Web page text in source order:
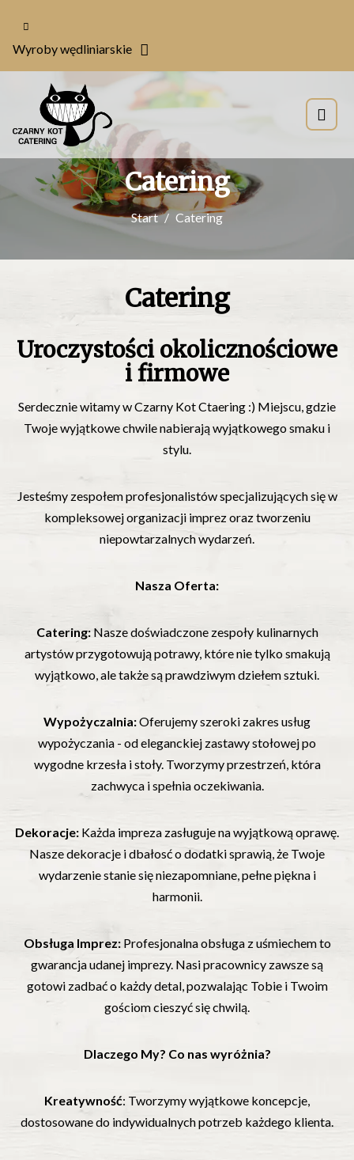
Wyroby wędliniarskie
Catering
Start Catering
Catering
Uroczystości okolicznościowe
i firmowe
Serdecznie witamy w Czarny Kot Ctaering :) Miejscu, gdzie
Twoje wyjątkowe chwile nabierają wyjątkowego smaku i
stylu.
Jesteśmy zespołem profesjonalistów specjalizujących się w
kompleksowej organizacji imprez oraz tworzeniu
niepowtarzalnych wydarzeń.
Nasza Oferta:
Catering:Nasze doświadczone zespoły kulinarnych
artystów przygotowują potrawy, które nie tylko smakują
wyjątkowo, ale także są prawdziwym dziełem sztuki.
Wypożyczalnia:Oferujemy szeroki zakres usług
wypożyczania - od eleganckiej zastawy stołowej po
wygodne krzesła i stoły. Tworzymy przestrzeń, która
zachwyca i spełnia oczekiwania.
Dekoracje: Każda impreza zasługuje na wyjątkową oprawę.
Nasze dekoracje i dbałosć o dodatki sprawią, że Twoje
wydarzenie stanie się niezapomniane, pełne piękna i
harmonii.
Obsługa Imprez:Profesjonalna obsługa z uśmiechem to
gwarancja udanej imprezy. Nasi pracownicy zawsze są
gotowi zadbać o każdy detal, pozwalając Tobie i Twoim
gościom cieszyć się chwilą.
Dlaczego My? Co nas wyróżnia?
Kreatywność: Tworzymy wyjątkowe koncepcje,
dostosowane do indywidualnych potrzeb każdego klienta.